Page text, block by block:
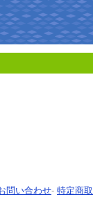
問い合わせ- 特定商